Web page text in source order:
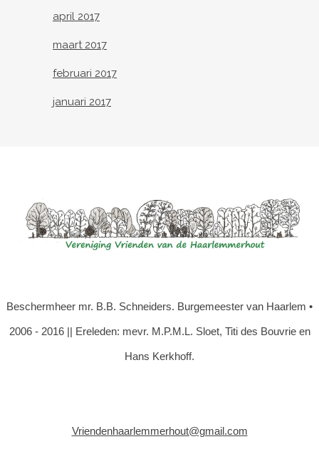
april 2017
maart 2017
februari 2017
januari 2017
Beschermheer mr. B.B. Schneiders. Burgemeester van Haarlem •
2006 - 2016 || Ereleden: mevr. M.P.M.L. Sloet, Titi des Bouvrie en
Hans Kerkhoff.
Vriendenhaarlemmerhout@gmail.com